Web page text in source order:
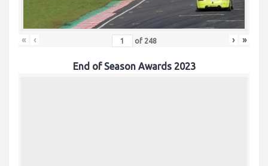
« ‹ of 248 › »
End of Season Awards 2023